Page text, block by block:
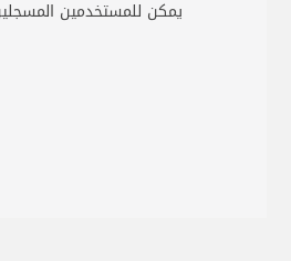
يمكن للمستخدمين